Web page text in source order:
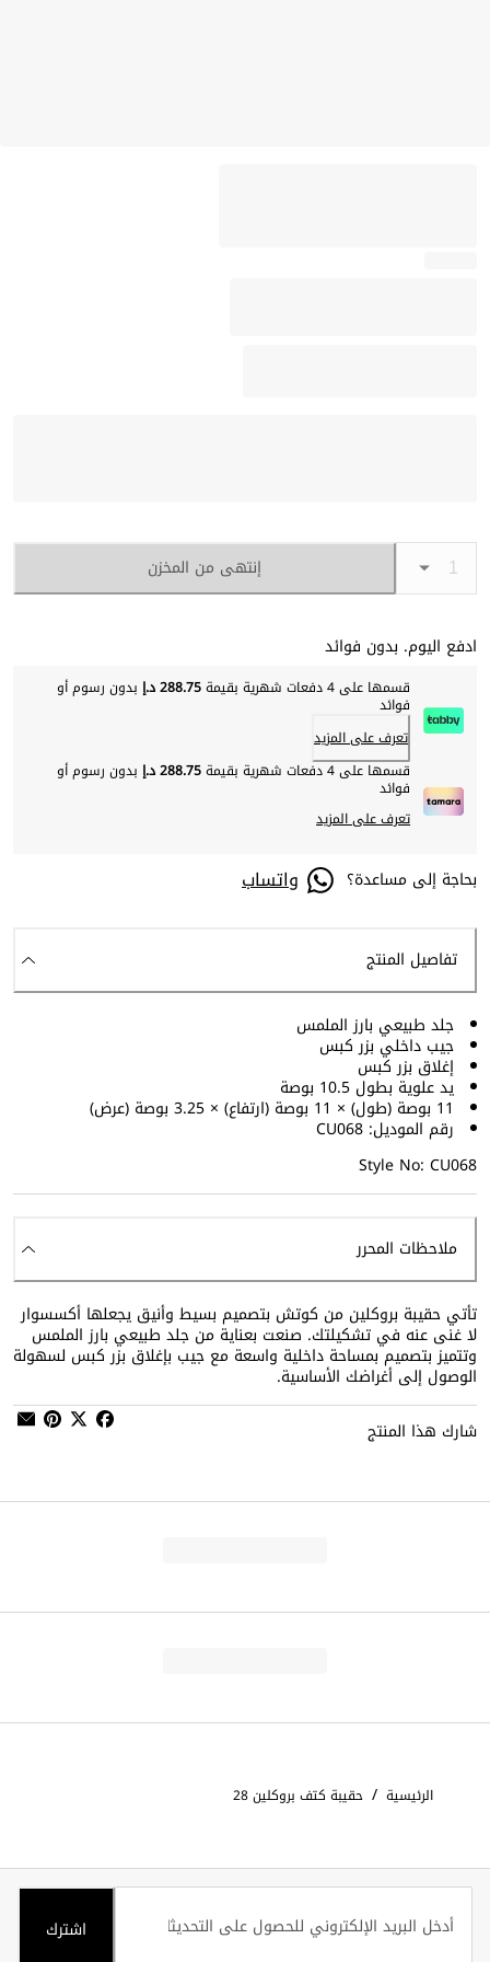
إنتهى من المخزن
ادفع اليوم. بدون فوائد
قسمها على 4 دفعات شهرية بقيمة 288.75 د.إ بدون رسوم أو
فوائد
تعرف على المزيد
قسمها على 4 دفعات شهرية بقيمة
288.75 د.إ بدون رسوم أو
فوائد
تعرف على المزيد
بحاجة إلى مساعدة؟ واتساب
تفاصيل المنتج
جلد طبيعي بارز الملمس
جيب داخلي بزر كبس
إغلاق بزر كبس
يد علوية بطول 10.5 بوصة
11 بوصة (طول) × 11 بوصة (ارتفاع) × 3.25 بوصة (عرض)
رقم الموديل: CU068
Style No: CU068
ملاحظات المحرر
تأتي حقيبة بروكلين من كوتش بتصميم بسيط وأنيق يجعلها أكسسوار
لا غنى عنه في تشكيلتك. صنعت بعناية من جلد طبيعي بارز الملمس
وتتميز بتصميم بمساحة داخلية واسعة مع جيب بإغلاق بزر كبس لسهولة
الوصول إلى أغراضك الأساسية.
شارك هذا المنتج
الرئيسية / حقيبة كتف بروكلين 28
اشترك